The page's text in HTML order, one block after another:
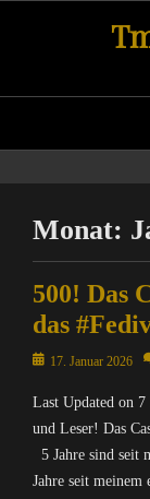
Monat:
500! Das
das
Posted17. Januar 2026
Last Updated on
und Leser! Das
5 Jahre sind seit
Jahre seit meinem